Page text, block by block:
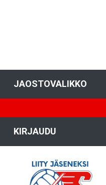
JAOSTOVALIKKO
KIRJAUDU